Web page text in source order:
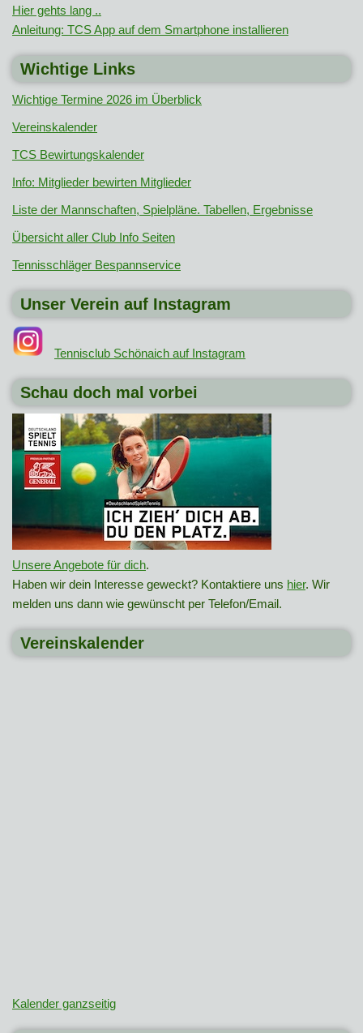
Hier gehts lang ..
Anleitung: TCS App auf dem Smartphone installieren
Wichtige Links
Wichtige Termine 2026 im Überblick
Vereinskalender
TCS Bewirtungskalender
Info: Mitglieder bewirten Mitglieder
Liste der Mannschaften, Spielpläne. Tabellen, Ergebnisse
Übersicht aller Club Info Seiten
Tennisschläger Bespannservice
Unser Verein auf Instagram
Tennisclub Schönaich auf Instagram
Schau doch mal vorbei
Unsere Angebote für dich.
Haben wir dein Interesse geweckt? Kontaktiere uns hier. Wir
melden uns dann wie gewünscht per Telefon/Email.
Vereinskalender
Kalender ganzseitig